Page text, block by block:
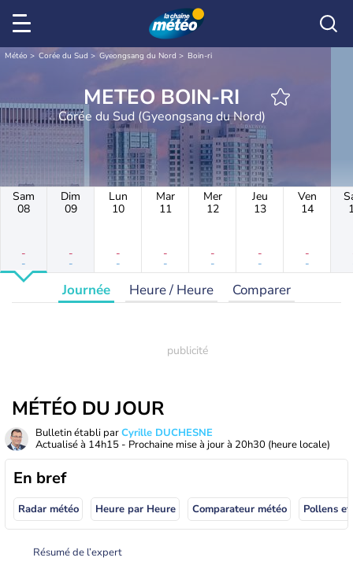
Météo Corée du Sud Gyeongsang du Nord Boin-ri
METEO BOIN-RI
Corée du Sud (Gyeongsang du Nord)
Sam
08
-
-
Dim
09
-
-
Lun
10
-
-
Mar
11
-
-
Mer
12
-
-
Jeu
13
-
-
Ven
14
-
-
Journée Heure / Heure Comparer
MÉTÉO DU JOUR
Bulletin établi parCyrille DUCHESNE
Actualisé à 14h15 - Prochaine mise à jour à 20h30 (heure locale)
En bref
Radar météo Heure par Heure Comparateur météo Pollens
Résumé de l’expert